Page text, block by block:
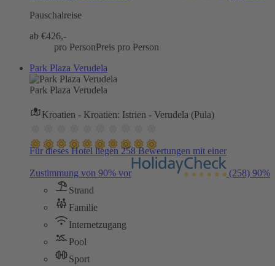
Pauschalreise
ab €426,-
pro PersonPreis pro Person
Park Plaza Verudela
Park Plaza Verudela
Kroatien - Kroatien: Istrien - Verudela (Pula)
Für dieses Hotel liegen 258 Bewertungen mit einer
Zustimmung von 90% vor (258) 90%
Strand
Familie
Internetzugang
Pool
Sport